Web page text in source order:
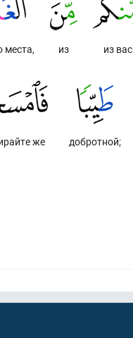
из вас
из
места,
добротной;
же